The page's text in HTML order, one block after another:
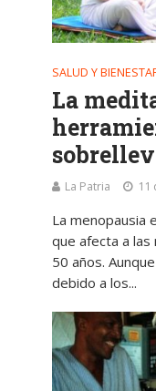
SALUD Y
La
La Patria 11
La menopausia
que afecta a
50 años.
debido a los...